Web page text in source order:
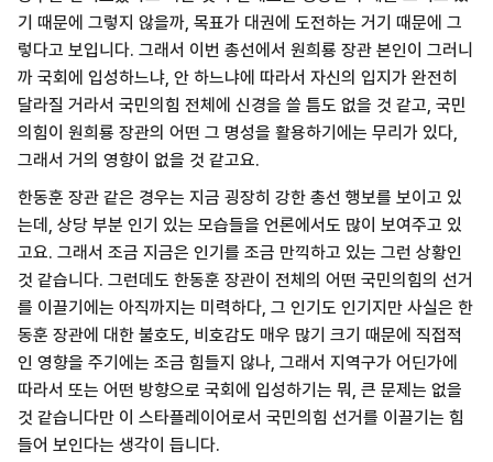
기 때문에 그렇지 않을까, 목표가 대권에 도전하는 거기 때문에 그
렇다고 보입니다. 그래서 이번 총선에서 원희룡 장관 본인이 그러니
까 국회에 입성하느냐, 안 하느냐에 따라서 자신의 입지가 완전히
달라질 거라서 국민의힘 전체에 신경을 쓸 틈도 없을 것 같고, 국민
의힘이 원희룡 장관의 어떤 그 명성을 활용하기에는 무리가 있다,
그래서 거의 영향이 없을 것 같고요.
한동훈 장관 같은 경우는 지금 굉장히 강한 총선 행보를 보이고 있
는데, 상당 부분 인기 있는 모습들을 언론에서도 많이 보여주고 있
고요. 그래서 조금 지금은 인기를 조금 만끽하고 있는 그런 상황인
것 같습니다. 그런데도 한동훈 장관이 전체의 어떤 국민의힘의 선거
를 이끌기에는 아직까지는 미력하다, 그 인기도 인기지만 사실은 한
동훈 장관에 대한 불호도, 비호감도 매우 많기 크기 때문에 직접적
인 영향을 주기에는 조금 힘들지 않나, 그래서 지역구가 어딘가에
따라서 또는 어떤 방향으로 국회에 입성하기는 뭐, 큰 문제는 없을
것 같습니다만 이 스타플레이어로서 국민의힘 선거를 이끌기는 힘
들어 보인다는 생각이 듭니다.